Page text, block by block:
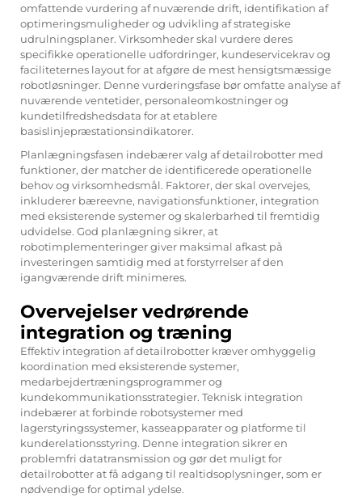
omfattende vurdering af nuværende drift, identifikation af
optimeringsmuligheder og udvikling af strategiske
udrulningsplaner. Virksomheder skal vurdere deres
specifikke operationelle udfordringer, kundeservicekrav og
faciliteternes layout for at afgøre de mest hensigtsmæssige
robotløsninger. Denne vurderingsfase bør omfatte analyse af
nuværende ventetider, personaleomkostninger og
kundetilfredshedsdata for at etablere
basislinjepræstationsindikatorer.
Planlægningsfasen indebærer valg af detailrobotter med
funktioner, der matcher de identificerede operationelle
behov og virksomhedsmål. Faktorer, der skal overvejes,
inkluderer bæreevne, navigationsfunktioner, integration
med eksisterende systemer og skalerbarhed til fremtidig
udvidelse. God planlægning sikrer, at
robotimplementeringer giver maksimal afkast på
investeringen samtidig med at forstyrrelser af den
igangværende drift minimeres.
Overvejelser vedrørende
integration og træning
Effektiv integration af detailrobotter kræver omhyggelig
koordination med eksisterende systemer,
medarbejdertræningsprogrammer og
kundekommunikationsstrategier. Teknisk integration
indebærer at forbinde robotsystemer med
lagerstyringssystemer, kasseapparater og platforme til
kunderelationsstyring. Denne integration sikrer en
problemfri datatransmission og gør det muligt for
detailrobotter at få adgang til realtidsoplysninger, som er
nødvendige for optimal ydelse.